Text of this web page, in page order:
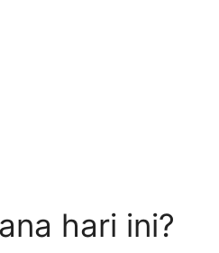
hari ini?